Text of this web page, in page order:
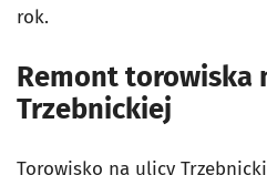
rok.
Remont torowiska
Trzebnickiej
Torowisko na ulicy